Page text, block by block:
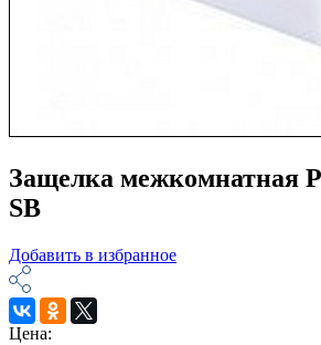
Защелка межкомнатная
SB
Добавить в избранное
Цена: